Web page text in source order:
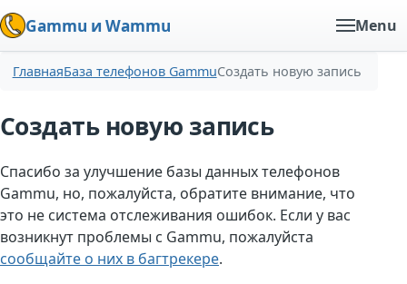
Gammu и Wammu Menu
ГлавнаяБаза телефонов GammuСоздать новую запись
Создать новую запись
Спасибо за улучшение базы данных телефонов
Gammu, но, пожалуйста, обратите внимание, что
это не система отслеживания ошибок. Если у вас
возникнут проблемы с Gammu, пожалуйста
сообщайте о них в багтрекере.